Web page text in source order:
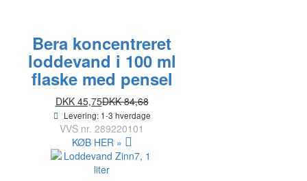
Bera koncentreret
loddevand i 100 ml
flaske med pensel
DKK 45,75DKK 84,68
Levering: 1-3 hverdage
VVS nr. 289220101
KØB HER »